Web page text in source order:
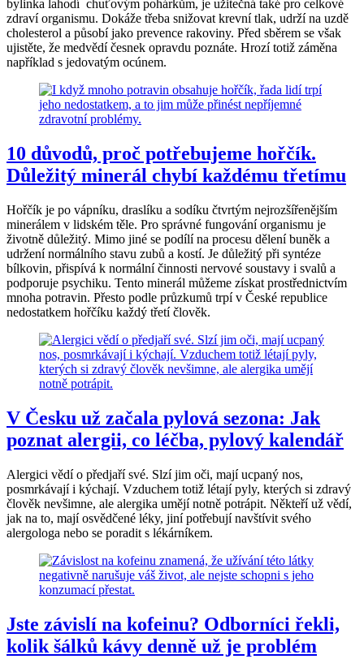
bylinka lahodí chuťovým pohárkům, je užitečná také pro celkové
zdraví organismu. Dokáže třeba snižovat krevní tlak, udrží na uzdě
cholesterol a působí jako prevence rakoviny. Před sběrem se však
ujistěte, že medvědí česnek opravdu poznáte. Hrozí totiž záměna
například s jedovatým ocúnem.
10 důvodů, proč potřebujeme hořčík.
Důležitý minerál chybí každému třetímu
Hořčík je po vápníku, draslíku a sodíku čtvrtým nejrozšířenějším
minerálem v lidském těle. Pro správné fungování organismu je
životně důležitý. Mimo jiné se podílí na procesu dělení buněk a
udržení normálního stavu zubů a kostí. Je důležitý při syntéze
bílkovin, přispívá k normální činnosti nervové soustavy i svalů a
podporuje psychiku. Tento minerál můžeme získat prostřednictvím
mnoha potravin. Přesto podle průzkumů trpí v České republice
nedostatkem hořčíku každý třetí člověk.
V Česku už začala pylová sezona: Jak
poznat alergii, co léčba, pylový kalendář
Alergici vědí o předjaří své. Slzí jim oči, mají ucpaný nos,
posmrkávají i kýchají. Vzduchem totiž létají pyly, kterých si zdravý
člověk nevšimne, ale alergika umějí notně potrápit. Někteří už vědí,
jak na to, mají osvědčené léky, jiní potřebují navštívit svého
alergologa nebo se poradit s lékárníkem.
Jste závislí na kofeinu? Odborníci řekli,
kolik šálků kávy denně už je problém